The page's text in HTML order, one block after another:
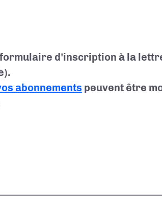
d'inscription à la
abonnements peuvent être